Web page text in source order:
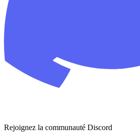
Rejoignez la communauté Discord